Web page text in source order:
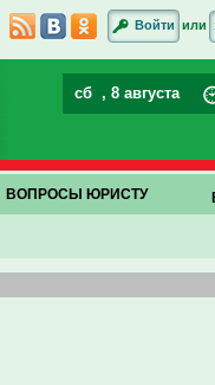
Войти или
сб , 8 августа
ВОПРОСЫ ЮРИСТУ